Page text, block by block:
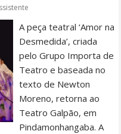
A peça teatral ‘Amor na
Desmedida’, criada
pelo Grupo Importa de
Teatro e baseada no
texto de Newton
Moreno, retorna ao
Teatro Galpão, em
Pindamonhangaba. A